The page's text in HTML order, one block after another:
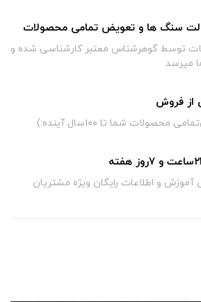
سنگ ها و تعویض تمامی محصولات
توسط گوهرشناس معتبر کارشناسی شده و
میرسد
فروش
محصولات شما تا ۱۰۰سال آینده:)
آموزش و اطلاعات رایگان ویژه مشتریان